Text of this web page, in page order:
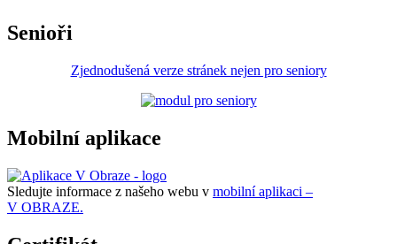
Senioři
Zjednodušená verze stránek nejen pro seniory
Mobilní aplikace
Sledujte informace z našeho webu v mobilní aplikaci –
V OBRAZE.